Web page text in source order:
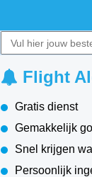
Flight
Gratis dienst
Gemakkelijk
Snel krijgen
Persoonlijk